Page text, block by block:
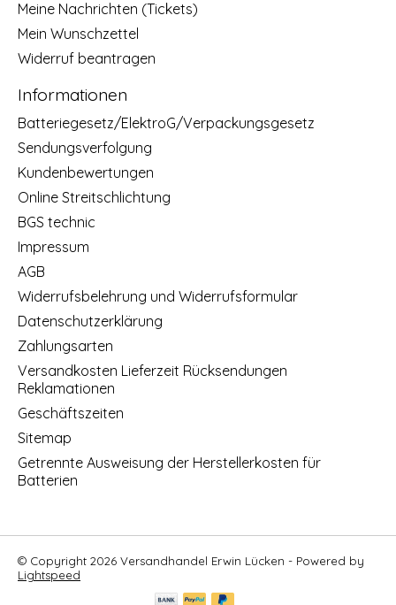
Meine Nachrichten (Tickets)
Mein Wunschzettel
Widerruf beantragen
Informationen
Batteriegesetz/ElektroG/Verpackungsgesetz
Sendungsverfolgung
Kundenbewertungen
Online Streitschlichtung
BGS technic
Impressum
AGB
Widerrufsbelehrung und Widerrufsformular
Datenschutzerklärung
Zahlungsarten
Versandkosten Lieferzeit Rücksendungen
Reklamationen
Geschäftszeiten
Sitemap
Getrennte Ausweisung der Herstellerkosten für
Batterien
© Copyright 2026 Versandhandel Erwin Lücken - Powered by
Lightspeed